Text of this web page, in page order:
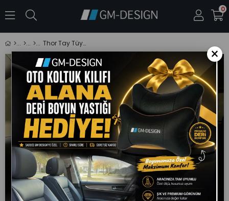
0
Thor Tay Tüyü Taba Oto Koltuk Kılıfı (RENAULT-Fluence-Megan 1-2-3-Clio-Symbol-Taliant-Toros Uyumlu)
×